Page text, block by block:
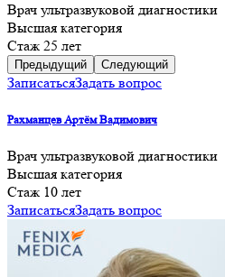
Врач ультразвуковой диагностики
Высшая категория
Cтаж 25 лет
Предыдущий Следующий
ЗаписатьсяЗадать вопрос
Рахманцев Артём Вадимович
Врач ультразвуковой диагностики
Высшая категория
Cтаж 10 лет
ЗаписатьсяЗадать вопрос